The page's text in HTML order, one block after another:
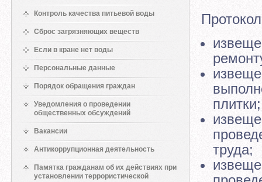
Контроль качества питьевой воды
Сброс загрязняющих веществ
Если в кране нет воды
Персональные данные
Порядок обращения граждан
Уведомления о проведении
общественных обсуждений
Вакансии
Антикоррупционная деятельность
Памятка гражданам об их действиях при
установлении террористической
труда;